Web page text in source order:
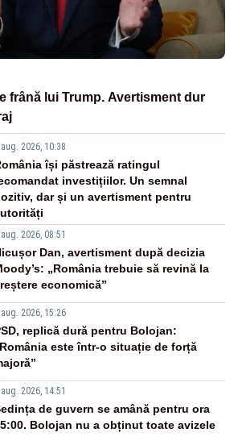
frână lui Trump. Avertisment dur
2026, 10:38
își păstrează ratingul
investițiilor. Un semnal
dar și un avertisment pentru
2026, 08:51
Dan, avertisment după decizia
„România trebuie să revină la
economică”
2026, 15:26
replică dură pentru Bolojan:
este într-o situație de forță
2026, 14:51
de guvern se amână pentru ora
Bolojan nu a obținut toate avizele